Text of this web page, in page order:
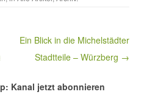
Ein Blick in die Michelstädter
Stadtteile – Würzberg →
Kanal jetzt abonnieren